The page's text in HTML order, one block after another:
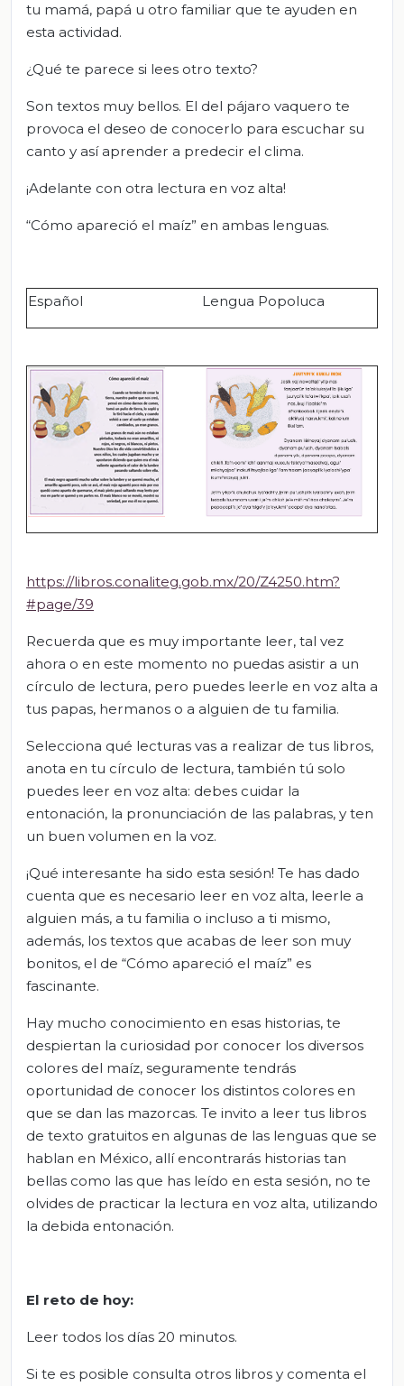
tu mamá, papá u otro familiar que te ayuden en
esta actividad.
¿Qué te parece si lees otro texto?
Son textos muy bellos. El del pájaro vaquero te
provoca el deseo de conocerlo para escuchar su
canto y así aprender a predecir el clima.
¡Adelante con otra lectura en voz alta!
“Cómo apareció el maíz” en ambas lenguas.
Español Lengua Popoluca
https://libros.conaliteg.gob.mx/20/Z4250.htm?
#page/39
Recuerda que es muy importante leer, tal vez
ahora o en este momento no puedas asistir a un
círculo de lectura, pero puedes leerle en voz alta a
tus papas, hermanos o a alguien de tu familia.
Selecciona qué lecturas vas a realizar de tus libros,
anota en tu círculo de lectura, también tú solo
puedes leer en voz alta: debes cuidar la
entonación, la pronunciación de las palabras, y ten
un buen volumen en la voz.
¡Qué interesante ha sido esta sesión! Te has dado
cuenta que es necesario leer en voz alta, leerle a
alguien más, a tu familia o incluso a ti mismo,
además, los textos que acabas de leer son muy
bonitos, el de “Cómo apareció el maíz” es
fascinante.
Hay mucho conocimiento en esas historias, te
despiertan la curiosidad por conocer los diversos
colores del maíz, seguramente tendrás
oportunidad de conocer los distintos colores en
que se dan las mazorcas. Te invito a leer tus libros
de texto gratuitos en algunas de las lenguas que se
hablan en México, allí encontrarás historias tan
bellas como las que has leído en esta sesión, no te
olvides de practicar la lectura en voz alta, utilizando
la debida entonación.
El reto de hoy:
Leer todos los días 20 minutos.
Si te es posible consulta otros libros y comenta el